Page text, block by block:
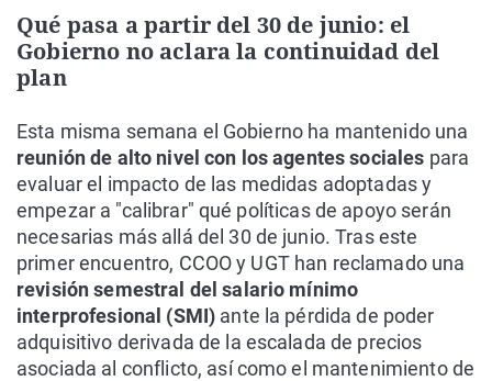
Qué pasa a partir del 30 de junio: el
Gobierno no aclara la continuidad del
plan
Esta misma semana el Gobierno ha mantenido una
reunión de alto nivel con los agentes sociales para
evaluar el impacto de las medidas adoptadas y
empezar a "calibrar" qué políticas de apoyo serán
necesarias más allá del 30 de junio. Tras este
primer encuentro, CCOO y UGT han reclamado una
revisión semestral del salario mínimo
interprofesional (SMI) ante la pérdida de poder
adquisitivo derivada de la escalada de precios
asociada al conflicto, así como el mantenimiento de